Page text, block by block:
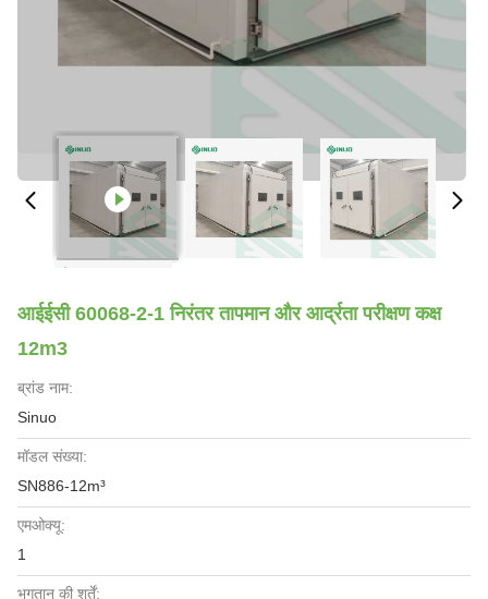
आईईसी 60068-2-1 निरंतर तापमान और आर्द्रता परीक्षण कक्ष
12m3
ब्रांड नाम:
Sinuo
मॉडल संख्या:
SN886-12m³
एमओक्यू:
1
भुगतान की शर्तें: